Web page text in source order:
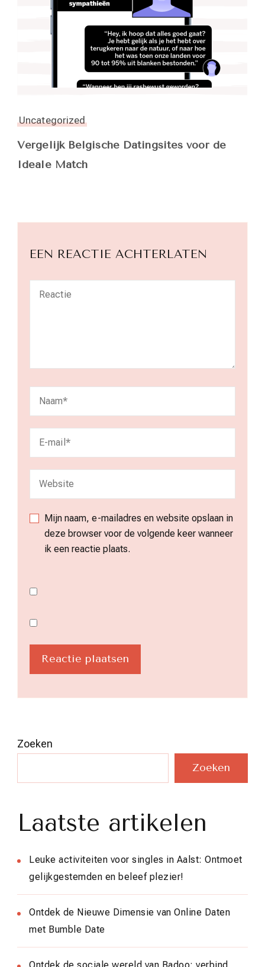
Uncategorized
Vergelijk Belgische Datingsites voor de
Ideale Match
EEN REACTIE ACHTERLATEN
Mijn naam, e-mailadres en website opslaan in
deze browser voor de volgende keer wanneer
ik een reactie plaats.
Zoeken
Zoeken
Laatste artikelen
Leuke activiteiten voor singles in Aalst: Ontmoet
gelijkgestemden en beleef plezier!
Ontdek de Nieuwe Dimensie van Online Daten
met Bumble Date